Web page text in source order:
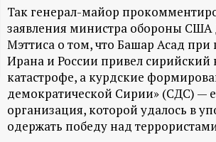
м
а
ц
и
Так генерал-майор
заявления министра обороны
Мэттиса о том, что Башар Асад
Ирана и России привел сирийский
катастрофе, а курдские
демократической Сирии» (СДС) —
организация, которой удалось в
одержать победу над